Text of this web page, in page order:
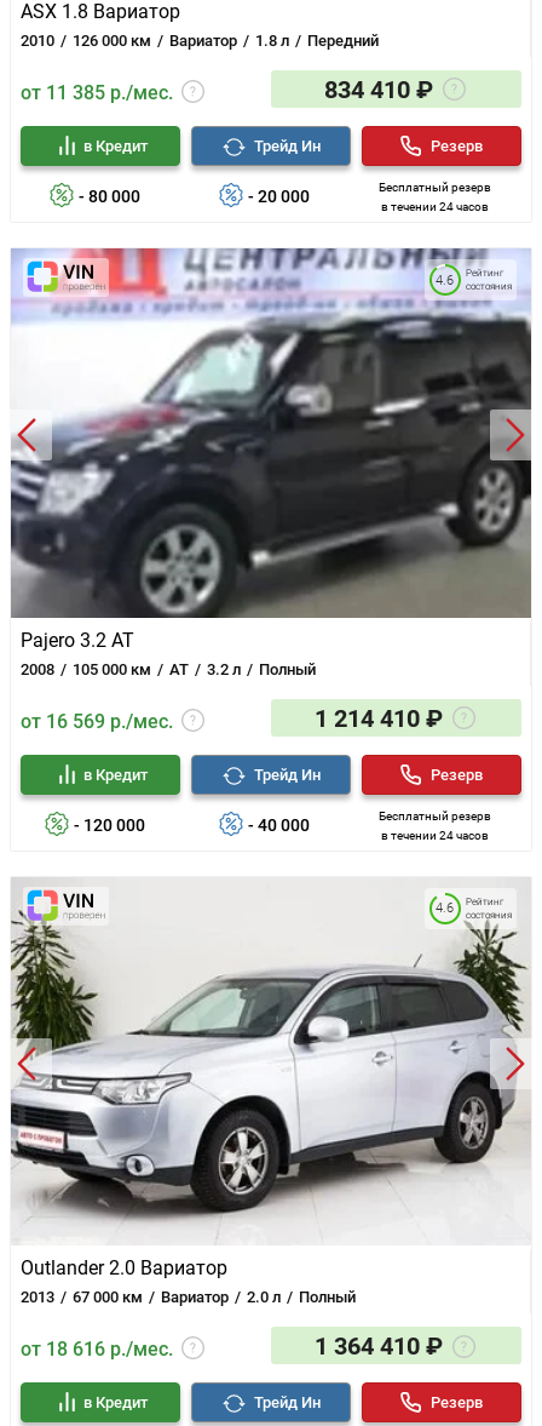
ASX 1.8 Вариатор
2010 126 000 км Вариатор 1.8 л Передний
от 11 385 р./мес. 834 410 ₽
- 80 000
в Кредит
- 20 000
Трейд Ин
Бесплатный резерв
в течении 24 часов
Резерв
Pajero 3.2 AT
2008 105 000 км AT 3.2 л Полный
Рейтинг
состояния
4.6
от 16 569 р./мес. 1 214 410 ₽
- 120 000
в Кредит
- 40 000
Трейд Ин
Бесплатный резерв
в течении 24 часов
Резерв
Outlander 2.0 Вариатор
2013 67 000 км Вариатор 2.0 л Полный
Рейтинг
состояния
4.6
от 18 616 р./мес. 1 364 410 ₽
в Кредит Трейд Ин Резерв